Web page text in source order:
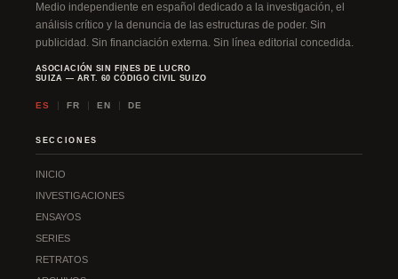
Medio independiente en español dedicado a la investigación, el
análisis crítico y la denuncia de las estructuras de poder. Sin
publicidad. Sin financiación externa. Sin línea editorial concedida.
ASOCIACIÓN SIN FINES DE LUCRO
SUIZA — ART. 60 CÓDIGO CIVIL SUIZO
ES FR EN DE
SECCIONES
INICIO
INVESTIGACIONES
ENSAYOS
SERIES
RETRATOS